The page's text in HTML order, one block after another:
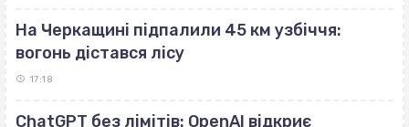
На Черкащині підпалили 45 км узбіччя:
вогонь дістався лісу
17:18
ChatGPT без лімітів: OpenAI відкриє